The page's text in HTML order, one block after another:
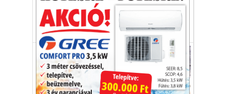
a biológiai sokféleség előmozdítása.
sövény napelem mezőgazdaság kerítés